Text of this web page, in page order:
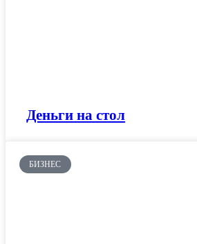
Деньги на стол
БИЗНЕС